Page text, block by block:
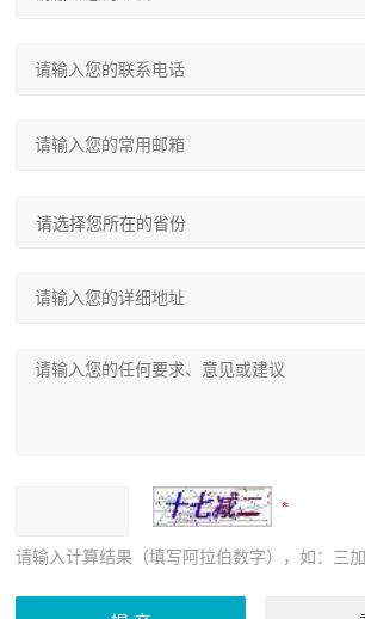
请输入计算结果（填写阿拉伯数字），如：三